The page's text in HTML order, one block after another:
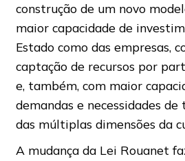
construção de um novo
maior capacidade de
Estado como das empresas,
captação de recursos por
e, também, com maior
demandas e necessidades de
das múltiplas dimensões da
A mudança da Lei Rouanet